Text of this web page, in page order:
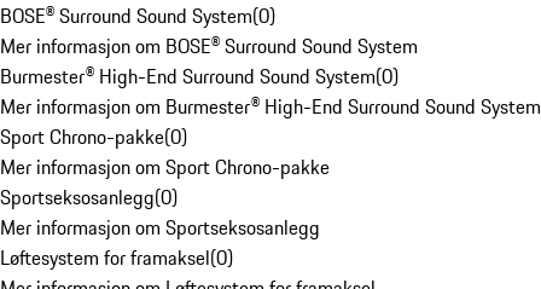
BOSE® Surround Sound System(0)
Mer informasjon om BOSE® Surround Sound System
Burmester® High-End Surround Sound System(0)
Mer informasjon om Burmester® High-End Surround Sound System
Sport Chrono-pakke(0)
Mer informasjon om Sport Chrono-pakke
Sportseksosanlegg(0)
Mer informasjon om Sportseksosanlegg
Løftesystem for framaksel(0)